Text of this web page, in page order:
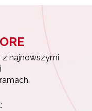
z najnowszymi